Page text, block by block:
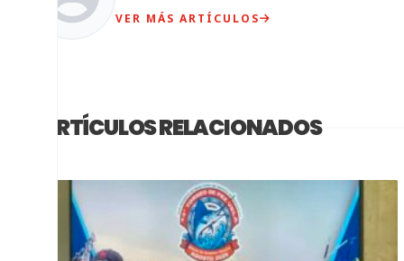
VER MÁS ARTÍCULOS
ARTÍCULOS RELACIONADOS